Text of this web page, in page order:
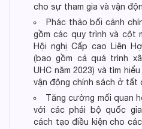
cho sự tham gia và vận
Phác thảo bối cảnh
gồm các quy trình và cột
Hội nghị Cấp cao Liên
(bao gồm cả quá trình
UHC năm 2023) và tìm
vận động chính sách ở tất
Tăng cường mối quan
với các phái bộ quốc
cách tạo điều kiện cho